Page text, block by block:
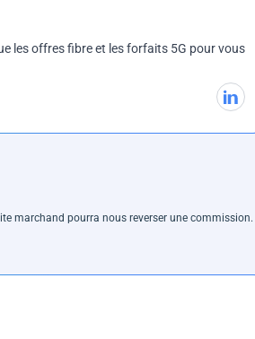
les offres fibre et les forfaits 5G pour vous
marchand pourra nous reverser une commission.